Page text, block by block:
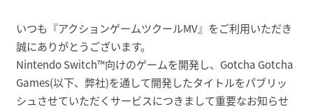
いつも『アクションゲームツクールMV』をご利用いただき
誠にありがとうございます。
Nintendo Switch™向けのゲームを開発し、Gotcha Gotcha
Games(以下、弊社)を通して開発したタイトルをパブリッ
シュさせていただくサービスにつきまして重要なお知らせ